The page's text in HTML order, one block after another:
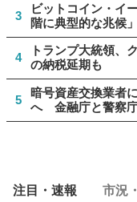
3
ビットコイン・イ
階に典型的な兆候
4
トランプ大統領、
の納税延期も
5
暗号資産交換業者
へ 金融庁と警察
注目・速報 市況